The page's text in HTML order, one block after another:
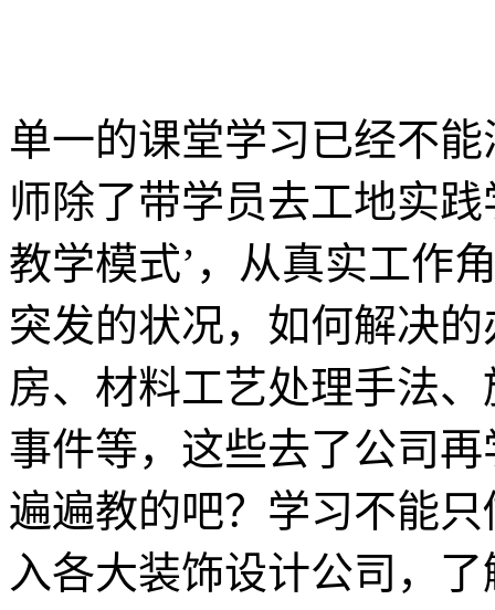
单一的课堂学习已经不
师除了带学员去工地实
教学模式’，从真实工作
突发的状况，如何解决
房、材料工艺处理手法
事件等，这些去了公司
遍遍教的吧？学习不能
入各大装饰设计公司，